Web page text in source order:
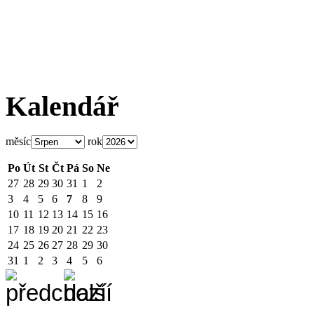
Kalendář
měsíc rok
Po Út St Čt Pá So Ne
27 28 29 30 31 1
2
3
4 5 6 7 8
9
10 11 12 13 14 15 16
17 18 19 20 21 22 23
24 25 26 27 28 29 30
31 1 2 3 4 5 6